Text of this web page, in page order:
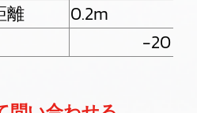
離
0.2m
-20 -